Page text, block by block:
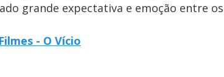
grande expectativa e emoção entre os
Filmes - O Vício